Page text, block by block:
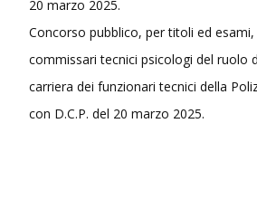
20 marzo 2025.
Concorso pubblico, per titoli ed esami,
commissari tecnici psicologi del ruolo
carriera dei funzionari tecnici della
con D.C.P. del 20 marzo 2025.